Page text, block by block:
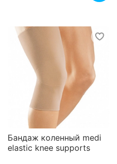
Бандаж коленный medi
elastic knee supports